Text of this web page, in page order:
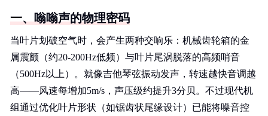
一、嗡嗡声的物理密码
当叶片划破空气时，会产生两种交响乐：机械齿轮箱的金
属震颤（约20-200Hz低频）与叶片尾涡脱落的高频哨音
（500Hz以上）。就像吉他琴弦振动发声，转速越快音调越
高——风速每增加5m/s，声压级约提升3分贝。不过现代机
组通过优化叶片形状（如锯齿状尾缘设计）已能将噪音控